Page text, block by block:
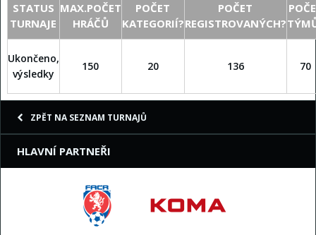
STATUS
TURNAJE
MAX.POČET
HRÁČŮ
POČET
KATEGORIÍ?
POČET
REGISTROVANÝCH?
Ukončeno,
výsledky
150 20 136 70
ZPĚT NA SEZNAM TURNAJŮ
HLAVNÍ PARTNEŘI